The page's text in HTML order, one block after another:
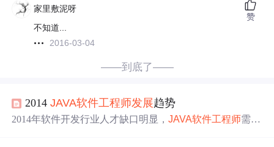
家里敷泥呀
不知道...
2016-03-04
赞
——到底了——
2014JAVA软件工程师发展趋势
2014年软件开发行业人才缺口明显，JAVA软件工程师需求